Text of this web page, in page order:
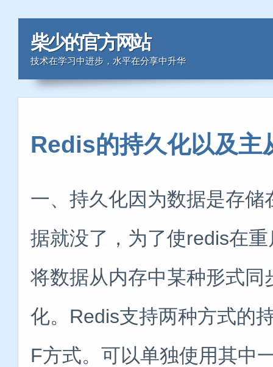
柴少的官方网站
技术在学习中进步，水平在分享中升华
Redis的持久化以及主
一、持久化因为数据是存
据就没了，为了使redis在
将数据从内存中某种形式
化。Redis支持两种方式的
F方式。可以单独使用其中